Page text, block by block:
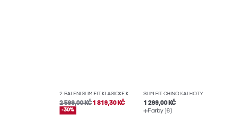
2-BALENÍ SLIM FIT KLASICKÉ KALHOTY
2 599,00 KČ1 819,30 KČ
-30%
SLIM FIT CHINO KALHOTY
1 299,00 KČ
Farby (6)